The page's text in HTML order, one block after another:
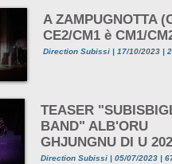
A ZAMPUGNOTTA
CE2/CM1 è CM1/
Direction Subissi | 17/10/2023 |
TEASER
BAND" ALB'ORU
GHJUNGNU DI U
Direction Subissi | 05/07/2023 |